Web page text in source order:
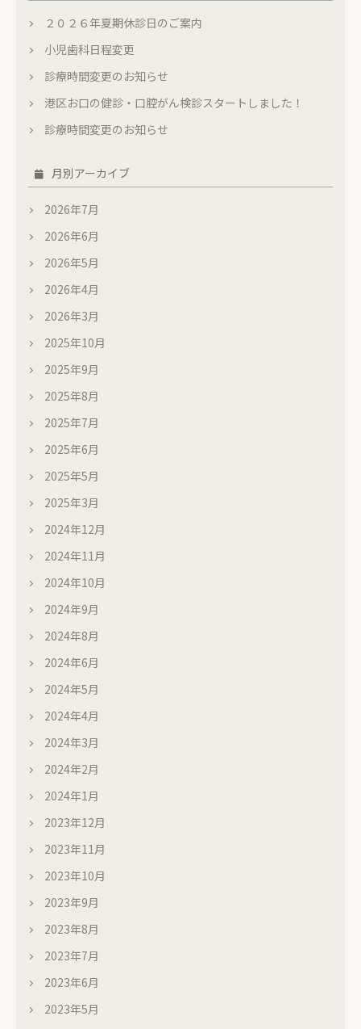
２０２６年夏期休診日のご案内
小児歯科日程変更
診療時間変更のお知らせ
港区お口の健診・口腔がん検診スタートしました！
診療時間変更のお知らせ
月別アーカイブ
2026年7月
2026年6月
2026年5月
2026年4月
2026年3月
2025年10月
2025年9月
2025年8月
2025年7月
2025年6月
2025年5月
2025年3月
2024年12月
2024年11月
2024年10月
2024年9月
2024年8月
2024年6月
2024年5月
2024年4月
2024年3月
2024年2月
2024年1月
2023年12月
2023年11月
2023年10月
2023年9月
2023年8月
2023年7月
2023年6月
2023年5月